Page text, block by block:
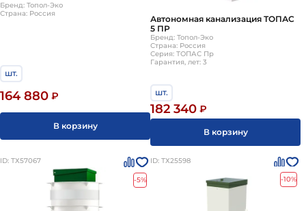
Бренд: Топол-Эко
Страна: Россия
шт.
164 880 ₽
В корзину
Автономная канализация ТОПАС
5 ПР
Бренд: Топол-Эко
Страна: Россия
Серия: ТОПАС Пр
Гарантия, лет: 3
шт.
182 340 ₽
В корзину
ID: ТХ57067
-5%
ID: ТХ25598
-10%